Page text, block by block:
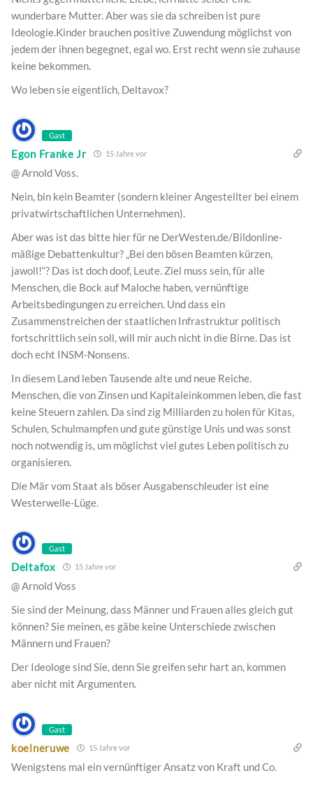
wunderbare Mutter. Aber was sie da schreiben ist pure
Ideologie.Kinder brauchen positive Zuwendung möglichst von
jedem der ihnen begegnet, egal wo. Erst recht wenn sie zuhause
keine bekommen.
Wo leben sie eigentlich, Deltavox?
Gast
Egon Franke Jr 15 Jahre vor
@ Arnold Voss.
Nein, bin kein Beamter (sondern kleiner Angestellter bei einem
privatwirtschaftlichen Unternehmen).
Aber was ist das bitte hier für ne DerWesten.de/Bildonline-
mäßige Debattenkultur? „Bei den bösen Beamten kürzen,
jawoll!“? Das ist doch doof, Leute. Ziel muss sein, für alle
Menschen, die Bock auf Maloche haben, vernünftige
Arbeitsbedingungen zu erreichen. Und dass ein
Zusammenstreichen der staatlichen Infrastruktur politisch
fortschrittlich sein soll, will mir auch nicht in die Birne. Das ist
doch echt INSM-Nonsens.
In diesem Land leben Tausende alte und neue Reiche.
Menschen, die von Zinsen und Kapitaleinkommen leben, die fast
keine Steuern zahlen. Da sind zig Milliarden zu holen für Kitas,
Schulen, Schulmampfen und gute günstige Unis und was sonst
noch notwendig is, um möglichst viel gutes Leben politisch zu
organisieren.
Die Mär vom Staat als böser Ausgabenschleuder ist eine
Westerwelle-Lüge.
Gast
Deltafox 15 Jahre vor
@ Arnold Voss
Sie sind der Meinung, dass Männer und Frauen alles gleich gut
können? Sie meinen, es gäbe keine Unterschiede zwischen
Männern und Frauen?
Der Ideologe sind Sie, denn Sie greifen sehr hart an, kommen
aber nicht mit Argumenten.
Gast
koelneruwe 15 Jahre vor
Wenigstens mal ein vernünftiger Ansatz von Kraft und Co.